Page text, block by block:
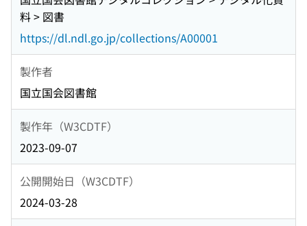
料 > 図書
https://dl.ndl.go.jp/collections/A00001
製作者
国立国会図書館
製作年（W3CDTF）
2023-09-07
公開開始日（W3CDTF）
2024-03-28